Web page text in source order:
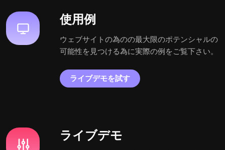
使用例
ウェブサイトの為のの最大限のポテンシャルの
可能性を見つける為に実際の例をご覧下さい。
ライブデモを試す
ライブデモ